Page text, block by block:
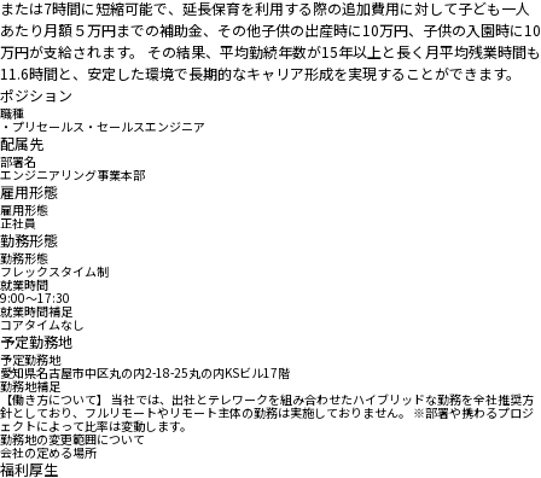
または7時間に短縮可能で、延長保育を利用する際の追加費用に対して子ども一人
あたり月額５万円までの補助金、その他子供の出産時に10万円、子供の入園時に10
万円が支給されます。 その結果、平均勤続年数が15年以上と長く月平均残業時間も
11.6時間と、安定した環境で長期的なキャリア形成を実現することができます。
ポジション
職種
・プリセールス・セールスエンジニア
配属先
部署名
エンジニアリング事業本部
雇用形態
雇用形態
正社員
勤務形態
勤務形態
フレックスタイム制
就業時間
9:00〜17:30
就業時間補足
コアタイムなし
予定勤務地
予定勤務地
愛知県名古屋市中区丸の内2-18-25丸の内KSビル17階
勤務地補足
【働き方について】 当社では、出社とテレワークを組み合わせたハイブリッドな勤務を全社推奨方
針としており、フルリモートやリモート主体の勤務は実施しておりません。 ※部署や携わるプロジ
ェクトによって比率は変動します。
勤務地の変更範囲について
会社の定める場所
福利厚生